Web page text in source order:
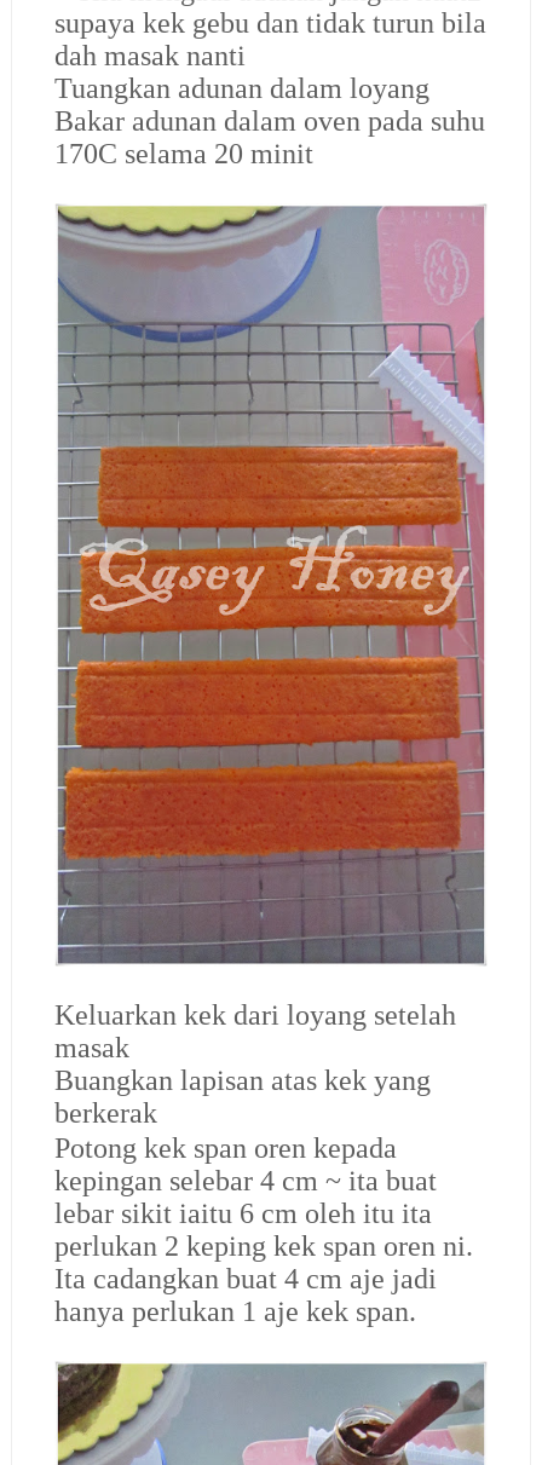
supaya kek gebu dan tidak turun bila
dah masak nanti
Tuangkan adunan dalam loyang
Bakar adunan dalam oven pada suhu
170C selama 20 minit
Keluarkan kek dari loyang setelah
masak
Buangkan lapisan atas kek yang
berkerak
Potong kek span oren kepada
kepingan selebar 4 cm ~ ita buat
lebar sikit iaitu 6 cm oleh itu ita
perlukan 2 keping kek span oren ni.
Ita cadangkan buat 4 cm aje jadi
hanya perlukan 1 aje kek span.